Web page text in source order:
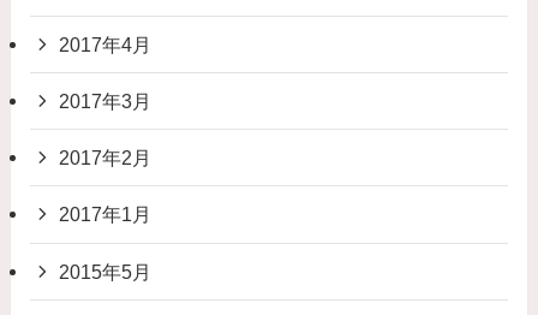
2017年4月
2017年3月
2017年2月
2017年1月
2015年5月